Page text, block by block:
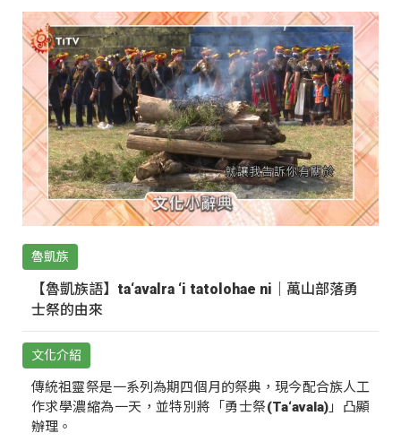
魯凱族
【魯凱族語】ta‘avalra ‘i tatolohae ni｜萬山部落勇
士祭的由來
文化介紹
傳統祖靈祭是一系列為期四個月的祭典，現今配合族人工
作求學濃縮為一天，並特別將「勇士祭(Ta‘avala)」凸顯
辦理。